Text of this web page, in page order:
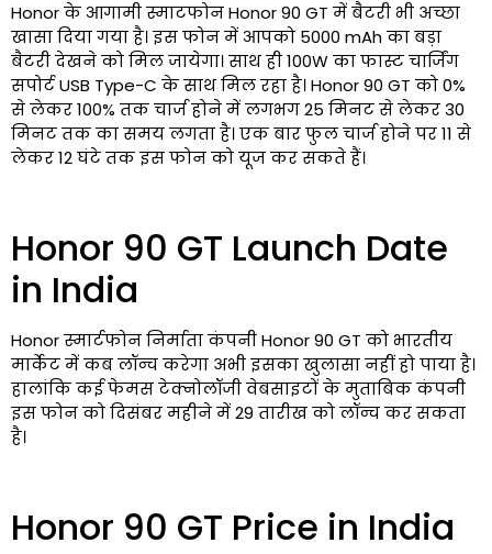
Honor के आगामी स्माटफोन Honor 90 GT में बैटरी भी अच्छा
खासा दिया गया है। इस फोन में आपको 5000 mAh का बड़ा
बैटरी देखने को मिल जायेगा। साथ ही 100W का फास्ट चार्जिंग
सपोर्ट USB Type-C के साथ मिल रहा है। Honor 90 GT को 0%
से लेकर 100% तक चार्ज होने में लगभग 25 मिनट से लेकर 30
मिनट तक का समय लगता है। एक बार फुल चार्ज होने पर 11 से
लेकर 12 घंटे तक इस फोन को यूज कर सकते हैं।
Honor 90 GT Launch Date
in India
Honor स्मार्टफोन निर्माता कंपनी Honor 90 GT को भारतीय
मार्केट में कब लॉन्च करेगा अभी इसका खुलासा नहीं हो पाया है।
हालांकि कई फेमस टेक्नोलॉजी वेबसाइटों के मुताबिक कंपनी
इस फोन को दिसंबर महीने में 29 तारीख को लॉन्च कर सकता
है।
Honor 90 GT Price in India